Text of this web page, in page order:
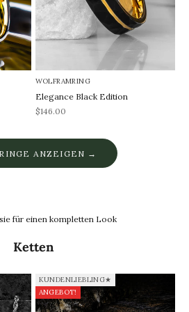
WOLFRAMRING
Elegance Black Edition
REA-pris
$146.00
ANZEIGEN →
für einen kompletten Look
Ketten
KUNDENLIEBLING★
ANGEBOT!